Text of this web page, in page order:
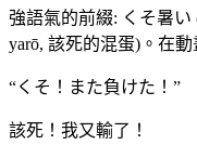
強語氣的前綴: くそ暑い
yarō, 該死的混蛋)。在
“くそ！また負けた！ ”
該死！我又輸了！